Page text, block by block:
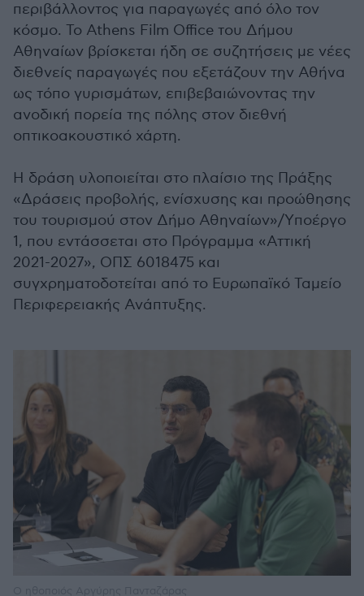
περιβάλλοντος για παραγωγές από όλο τον
κόσμο. Το Athens Film Office του Δήμου
Αθηναίων βρίσκεται ήδη σε συζητήσεις με νέες
διεθνείς παραγωγές που εξετάζουν την Αθήνα
ως τόπο γυρισμάτων, επιβεβαιώνοντας την
ανοδική πορεία της πόλης στον διεθνή
οπτικοακουστικό χάρτη.
Η δράση υλοποιείται στο πλαίσιο της Πράξης
«Δράσεις προβολής, ενίσχυσης και προώθησης
του τουρισμού στον Δήμο Αθηναίων»/Yποέργο
1, που εντάσσεται στο Πρόγραμμα «Αττική
2021-2027», ΟΠΣ 6018475 και
συγχρηματοδοτείται από το Ευρωπαϊκό Ταμείο
Περιφερειακής Ανάπτυξης.